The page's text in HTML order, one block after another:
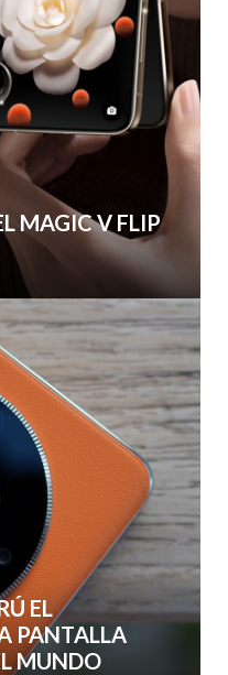
MAGIC V FLIP
EL
PANTALLA
MUNDO